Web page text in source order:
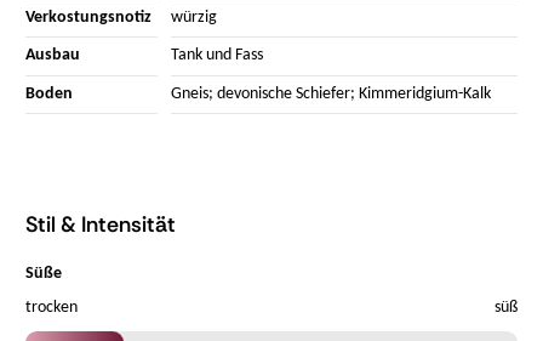
Verkostungsnotiz würzig
Ausbau Tank und Fass
Boden Gneis; devonische Schiefer; Kimmeridgium-Kalk
Stil & Intensität
Süße
trocken
süß